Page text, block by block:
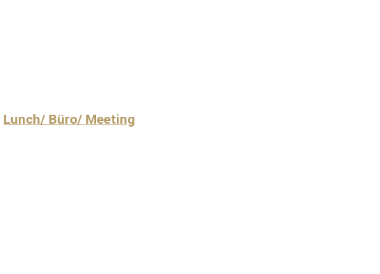
Lunch/ Büro/ Meeting